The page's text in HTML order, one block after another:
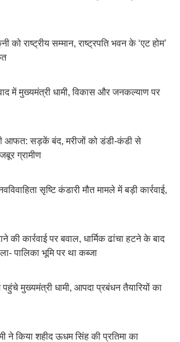
को राष्ट्रीय सम्मान, राष्ट्रपति भवन के ‘एट होम’
में मुख्यमंत्री धामी, विकास और जनकल्याण पर
आफत: सड़कें बंद, मरीजों को डंडी-कंडी से
ग्रामीण
सृष्टि कंडारी मौत मामले में बड़ी कार्रवाई,
की कार्रवाई पर बवाल, धार्मिक ढांचा हटने के बाद
पालिका भूमि पर था कब्जा
मुख्यमंत्री धामी, आपदा प्रबंधन तैयारियों का
ने किया शहीद ऊधम सिंह की प्रतिमा का